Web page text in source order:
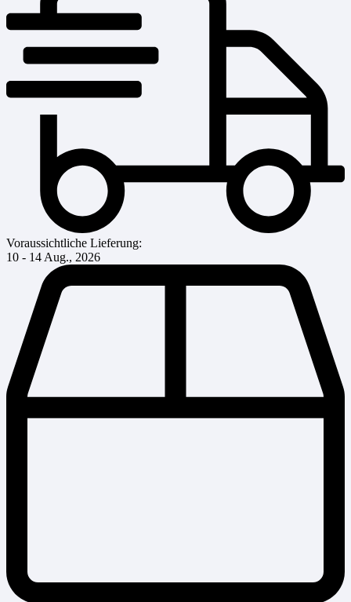
Voraussichtliche Lieferung:
10 - 14 Aug., 2026